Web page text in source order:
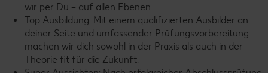
wir per Du – auf allen Ebenen.
Top Ausbildung: Mit einem qualifizierten Ausbilder an
deiner Seite und umfassender Prüfungsvorbereitung
machen wir dich sowohl in der Praxis als auch in der
Theorie fit für die Zukunft.